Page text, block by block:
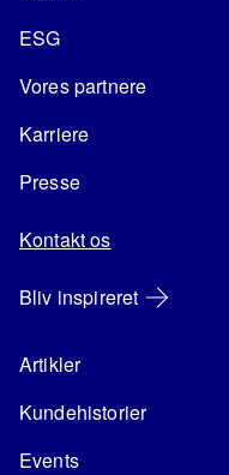
ESG
Vores partnere
Karriere
Presse
Kontakt os
Bliv inspireret
Artikler
Kundehistorier
Events